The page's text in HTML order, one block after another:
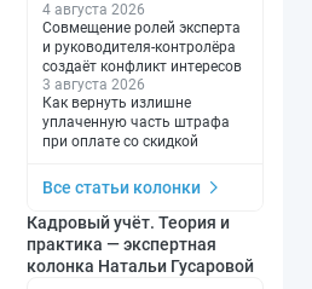
4 августа 2026
Совмещение ролей эксперта
и руководителя-контролёра
создаёт конфликт интересов
3 августа 2026
Как вернуть излишне
уплаченную часть штрафа
при оплате со скидкой
Все статьи колонки
Кадровый учёт. Теория и
практика — экспертная
колонка Натальи Гусаровой